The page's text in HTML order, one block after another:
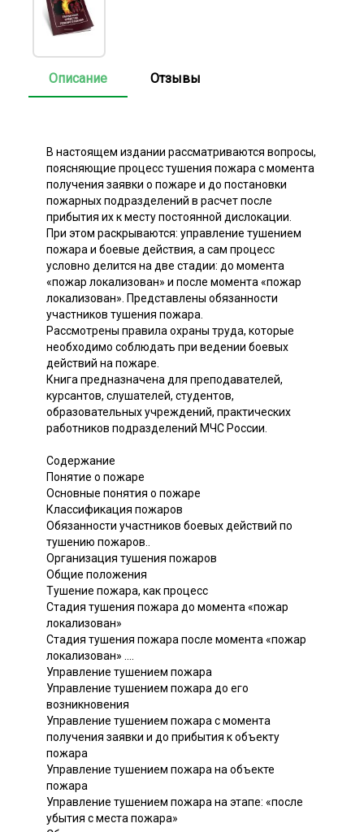
Описание Отзывы
В настоящем издании рассматриваются вопросы,
поясняющие процесс тушения пожара с момента
получения заявки о пожаре и до постановки
пожарных подразделений в расчет после
прибытия их к месту постоянной дислокации.
При этом раскрываются: управление тушением
пожара и боевые действия, а сам процесс
условно делится на две стадии: до момента
«пожар локализован» и после момента «пожар
локализован». Представлены обязанности
участников тушения пожара.
Рассмотрены правила охраны труда, которые
необходимо соблюдать при ведении боевых
действий на пожаре.
Книга предназначена для преподавателей,
курсантов, слушателей, студентов,
образовательных учреждений, практических
работников подразделений МЧС России.
Содержание
Понятие о пожаре
Основные понятия о пожаре
Классификация пожаров
Обязанности участников боевых действий по
тушению пожаров..
Организация тушения пожаров
Общие положения
Тушение пожара, как процесс
Стадия тушения пожара до момента «пожар
локализован»
Стадия тушения пожара после момента «пожар
локализован» ....
Управление тушением пожара
Управление тушением пожара до его
возникновения
Управление тушением пожара с момента
получения заявки и до прибытия к объекту
пожара
Управление тушением пожара на объекте
пожара
Управление тушением пожара на этапе: «после
убытия с места пожара»